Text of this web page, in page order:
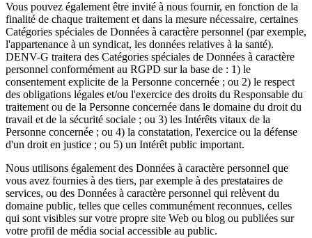
Vous pouvez également être invité à nous fournir, en fonction de la
finalité de chaque traitement et dans la mesure nécessaire, certaines
Catégories spéciales de Données à caractère personnel (par exemple,
l'appartenance à un syndicat, les données relatives à la santé).
DENV-G traitera des Catégories spéciales de Données à caractère
personnel conformément au RGPD sur la base de : 1) le
consentement explicite de la Personne concernée ; ou 2) le respect
des obligations légales et/ou l'exercice des droits du Responsable du
traitement ou de la Personne concernée dans le domaine du droit du
travail et de la sécurité sociale ; ou 3) les Intérêts vitaux de la
Personne concernée ; ou 4) la constatation, l'exercice ou la défense
d'un droit en justice ; ou 5) un Intérêt public important.
Nous utilisons également des Données à caractère personnel que
vous avez fournies à des tiers, par exemple à des prestataires de
services, ou des Données à caractère personnel qui relèvent du
domaine public, telles que celles communément reconnues, celles
qui sont visibles sur votre propre site Web ou blog ou publiées sur
votre profil de média social accessible au public.